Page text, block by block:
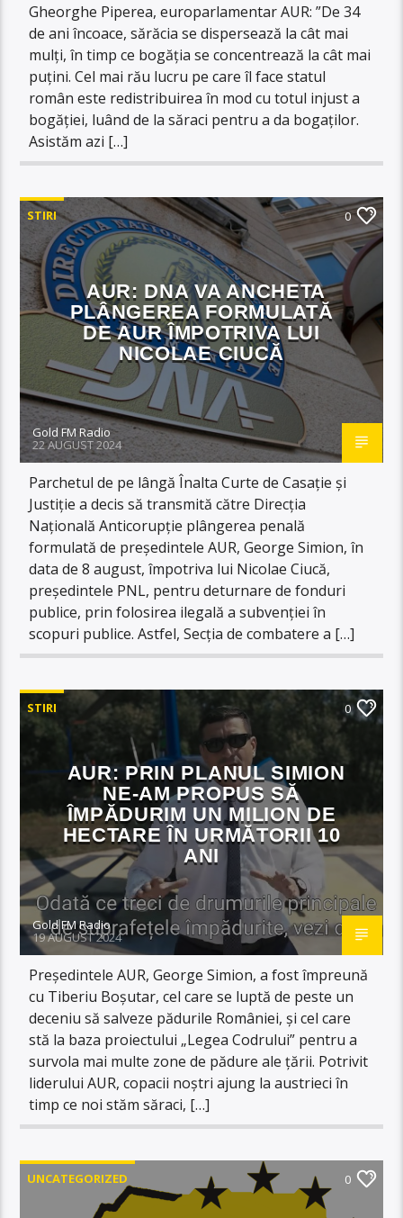
Gheorghe Piperea, europarlamentar AUR: ”De 34
de ani încoace, sărăcia se dispersează la cât mai
mulți, în timp ce bogăția se concentrează la cât mai
puțini. Cel mai rău lucru pe care îl face statul
român este redistribuirea în mod cu totul injust a
bogăției, luând de la săraci pentru a da bogaților.
Asistăm azi […]
STIRI 0
AUR: DNA VA ANCHETA
PLÂNGEREA FORMULATĂ
DE AUR ÎMPOTRIVA LUI
NICOLAE CIUCĂ
Gold FM Radio
22 AUGUST 2024
Parchetul de pe lângă Înalta Curte de Casație și
Justiție a decis să transmită către Direcția
Națională Anticorupție plângerea penală
formulată de președintele AUR, George Simion, în
data de 8 august, împotriva lui Nicolae Ciucă,
preşedintele PNL, pentru deturnare de fonduri
publice, prin folosirea ilegală a subvenţiei în
scopuri publice. Astfel, Secția de combatere a […]
STIRI 0
AUR: PRIN PLANUL SIMION
NE-AM PROPUS SĂ
ÎMPĂDURIM UN MILION DE
HECTARE ÎN URMĂTORII 10
ANI
Gold FM Radio
19 AUGUST 2024
Președintele AUR, George Simion, a fost împreună
cu Tiberiu Boșutar, cel care se luptă de peste un
deceniu să salveze pădurile României, și cel care
stă la baza proiectului „Legea Codrului” pentru a
survola mai multe zone de pădure ale țării. Potrivit
liderului AUR, copacii noștri ajung la austrieci în
timp ce noi stăm săraci, […]
UNCATEGORIZED 0